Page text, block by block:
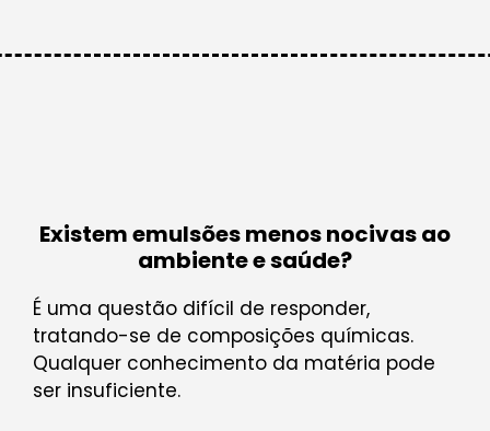
Existem emulsões menos nocivas ao
ambiente e saúde?
É uma questão difícil de responder,
tratando-se de composições químicas.
Qualquer conhecimento da matéria pode
ser insuficiente.